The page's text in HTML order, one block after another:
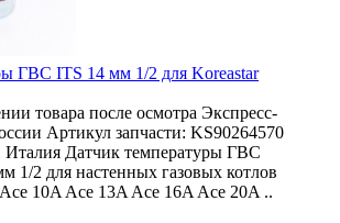
ГВС ITS 14 мм 1/2 для Koreastar
товара после осмотра Экспресс-
Артикул запчасти: KS90264570
Италия Датчик температуры ГВС
1/2 для настенных газовых котлов
10A Ace 13A Ace 16A Ace 20A ..